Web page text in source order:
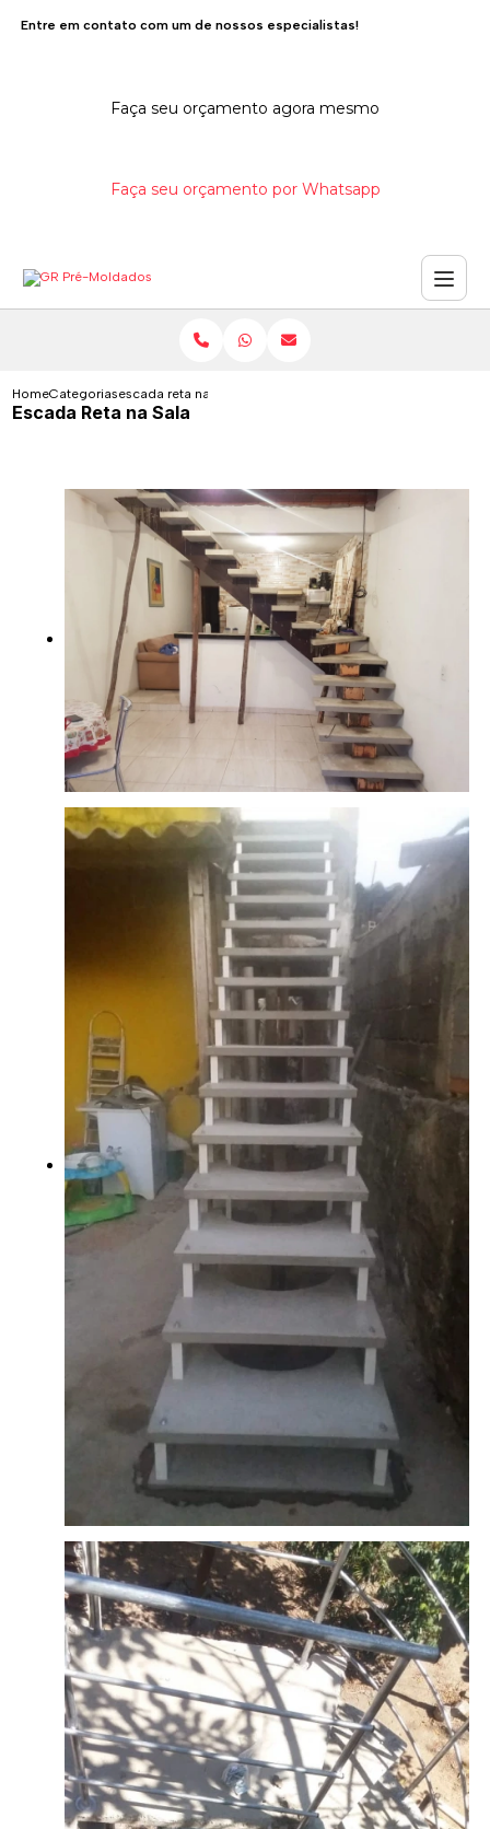
Entre em contato com um de nossos especialistas!
Faça seu orçamento agora mesmo
Faça seu orçamento por Whatsapp
HomeCategoriasescada reta na sala
Escada Reta na Sala